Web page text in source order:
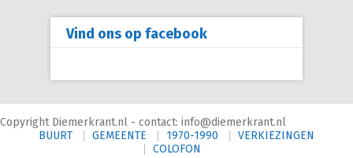
Vind ons op facebook
Copyright Diemerkrant.nl - contact: info@diemerkrant.nl
BUURT
GEMEENTE 1970-1990
VERKIEZINGEN
COLOFON